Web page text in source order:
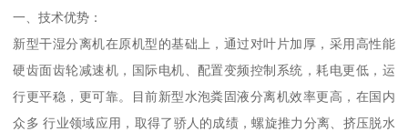
一、技术优势：
新型干湿分离机在原机型的基础上，通过对叶片加厚，采用高性能
硬齿面齿轮减速机，国际电机、配置变频控制系统，耗电更低，运
行更平稳，更可靠。目前新型水泡粪固液分离机效率更高，在国内
众多 行业领域应用，取得了骄人的成绩，螺旋推力分离、挤压脱水